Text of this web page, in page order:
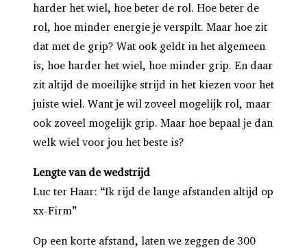
harder het wiel, hoe beter de rol. Hoe beter de
rol, hoe minder energie je verspilt. Maar hoe zit
dat met de grip? Wat ook geldt in het algemeen
is, hoe harder het wiel, hoe minder grip. En daar
zit altijd de moeilijke strijd in het kiezen voor het
juiste wiel. Want je wil zoveel mogelijk rol, maar
ook zoveel mogelijk grip. Maar hoe bepaal je dan
welk wiel voor jou het beste is?
Lengte van de wedstrijd
Luc ter Haar: “Ik rijd de lange afstanden altijd op
xx-Firm”
Op een korte afstand, laten we zeggen de 300